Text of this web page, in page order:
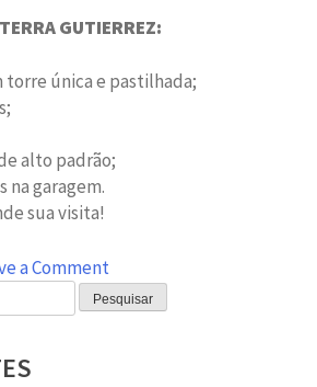
GUTIERREZ:
torre única e pastilhada;
alto padrão;
na garagem.
sua visita!
a Comment
Detalhes
no